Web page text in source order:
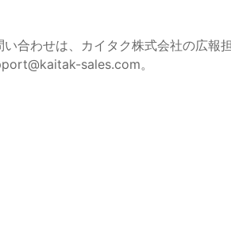
い合わせは、カイタク株式会社の広
sales.com。